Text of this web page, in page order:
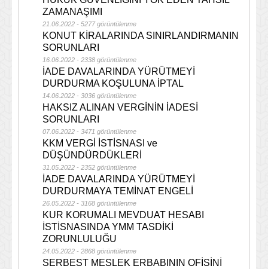
ZAMANAŞIMI
21.06.2022 - 5277 görüntülenme
KONUT KİRALARINDA SINIRLANDIRMANIN
SORUNLARI
16.06.2022 - 2338 görüntülenme
İADE DAVALARINDA YÜRÜTMEYİ
DURDURMA KOŞULUNA İPTAL
14.06.2022 - 3036 görüntülenme
HAKSIZ ALINAN VERGİNİN İADESİ
SORUNLARI
07.06.2022 - 3471 görüntülenme
KKM VERGİ İSTİSNASI ve
DÜŞÜNDÜRDÜKLERİ
31.05.2022 - 2352 görüntülenme
İADE DAVALARINDA YÜRÜTMEYİ
DURDURMAYA TEMİNAT ENGELİ
26.05.2022 - 3168 görüntülenme
KUR KORUMALI MEVDUAT HESABI
İSTİSNASINDA YMM TASDİKİ
ZORUNLULUĞU
24.05.2022 - 2868 görüntülenme
SERBEST MESLEK ERBABININ OFİSİNİ